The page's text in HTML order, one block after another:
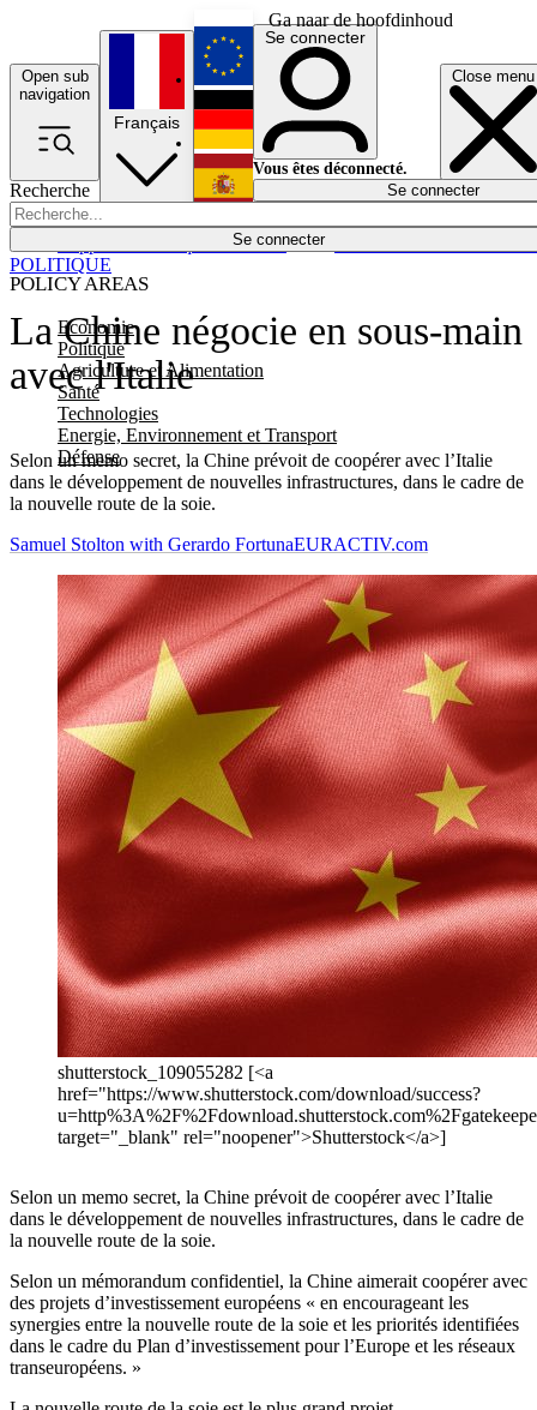
Ga naar de hoofdinhoud
Open sub
navigation
Close menu
Recherche
Se connecter
POLICY AREAS
Economie
Politique
Agriculture et Alimentation
Santé
Technologies
Energie, Environnement et Transport
Défense
Économie
Français
English
Deutsch
Español
Se connecter
Vous êtes déconnecté.
Se connecter
La Chine négocie en sous-main
avec l'Italie
Selon un memo secret, la Chine prévoit de coopérer avec l’Italie
dans le développement de nouvelles infrastructures, dans le cadre de
la nouvelle route de la soie.
POLITIQUE
Samuel Stolton with Gerardo FortunaEURACTIV.com
shutterstock_109055282 [<a
href="https://www.shutterstock.com/download/success?
target="_blank" rel="noopener">Shutterstock</a>]
Selon un memo secret, la Chine prévoit de coopérer avec l’Italie
dans le développement de nouvelles infrastructures, dans le cadre de
la nouvelle route de la soie.
Selon un mémorandum confidentiel, la Chine aimerait coopérer avec
des projets d’investissement européens « en encourageant les
synergies entre la nouvelle route de la soie et les priorités identifiées
dans le cadre du Plan d’investissement pour l’Europe et les réseaux
transeuropéens. »